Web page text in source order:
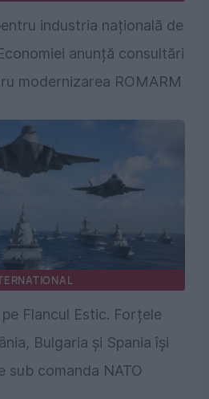
industria națională de
anunță consultări
modernizarea ROMARM
Flancul Estic. Forțele
Bulgaria și Spania își
sub comanda NATO